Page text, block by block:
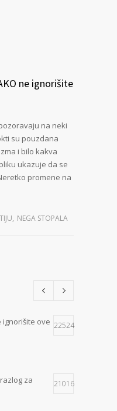
ne ignorišite
na neki
su pouzdana
i bilo kakva
ukazuje da se
promene na
, NEGA STOPALA
ignorišite ove 22524
za
21016